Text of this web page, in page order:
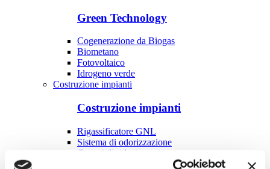
Green Technology
Cogenerazione da Biogas
Biometano
Fotovoltaico
Idrogeno verde
Costruzione impianti
Costruzione impianti
Rigassificatore GNL
Sistema di odorizzazione
Gruppi di riduzione
Stazioni di decompressione